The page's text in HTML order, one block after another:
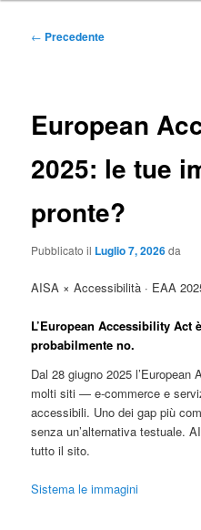
principale
Navigazione
← Precedente
European
2025: le tue
pronte?
Pubblicato il Luglio 7, 2026da
AISA × Accessibilità · EAA
L’European Accessibility Act
probabilmente no.
Dal 28 giugno 2025
molti siti — e-commerce e
accessibili. Uno dei gap più
senza un’alternativa testuale.
tutto il sito.
Sistema le immagini